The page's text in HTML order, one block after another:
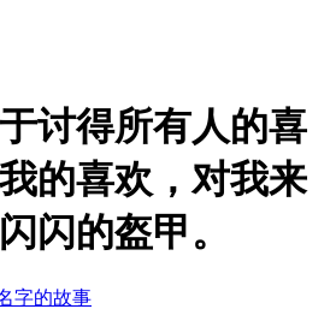
讨得所有人的喜
的喜欢，对我来
闪的盔甲。
字的故事